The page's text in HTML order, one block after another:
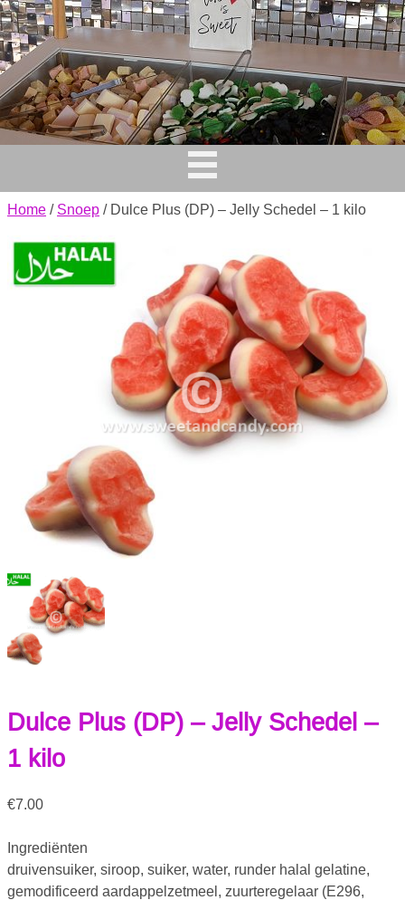
Home / Snoep / Dulce Plus (DP) – Jelly Schedel – 1 kilo
Dulce Plus (DP) – Jelly Schedel –
1 kilo
€7.00
Ingrediënten
druivensuiker, siroop, suiker, water, runder halal gelatine,
gemodificeerd aardappelzetmeel, zuurteregelaar (E296,